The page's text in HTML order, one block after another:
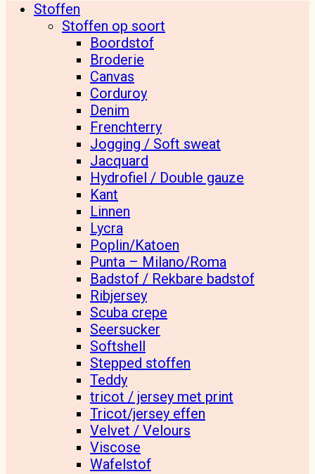
Stoffen
Stoffen op soort
Boordstof
Broderie
Canvas
Corduroy
Denim
Frenchterry
Jogging / Soft sweat
Jacquard
Hydrofiel / Double gauze
Kant
Linnen
Lycra
Poplin/Katoen
Punta – Milano/Roma
Badstof / Rekbare badstof
Ribjersey
Scuba crepe
Seersucker
Softshell
Stepped stoffen
Teddy
tricot / jersey met print
Tricot/jersey effen
Velvet / Velours
Viscose
Wafelstof